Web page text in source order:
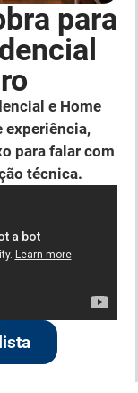
para
e Home
experiência,
para falar com
técnica.